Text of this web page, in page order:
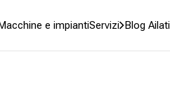
e impiantiServizi Blog Ailati